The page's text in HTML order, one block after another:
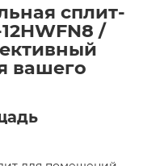
сплит-
/
вашего